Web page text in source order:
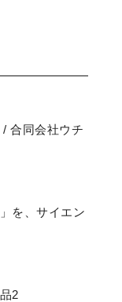
合同会社ウチ
を、サイエン
2